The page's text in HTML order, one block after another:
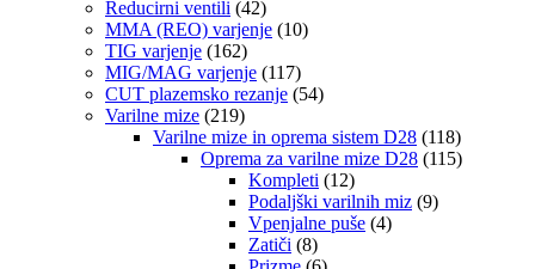
Reducirni ventili (42)
MMA (REO) varjenje (10)
TIG varjenje (162)
MIG/MAG varjenje (117)
CUT plazemsko rezanje (54)
Varilne mize (219)
Varilne mize in oprema sistem D28 (118)
Oprema za varilne mize D28 (115)
Kompleti (12)
Podaljški varilnih miz (9)
Vpenjalne puše (4)
Zatiči (8)